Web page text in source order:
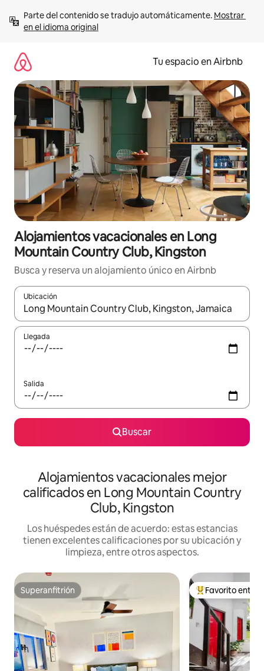
contenido
Parte del contenido se tradujo automáticamente. Mostrar
en el idioma original
Tu espacio en Airbnb
Alojamientos vacacionales en Long
Mountain Country Club, Kingston
Busca y reserva un alojamiento único en Airbnb
Ubicación
Cuando los resultados estén disponibles, podrás navegar
Llegada
Salida
Buscar
Alojamientos vacacionales mejor
calificados en Long Mountain Country
Club, Kingston
Los huéspedes están de acuerdo: estas estancias
tienen excelentes calificaciones por su ubicación y
limpieza, entre otros aspectos.
Superanfitrión
Superanfitrión De los mejores
Favorito entre